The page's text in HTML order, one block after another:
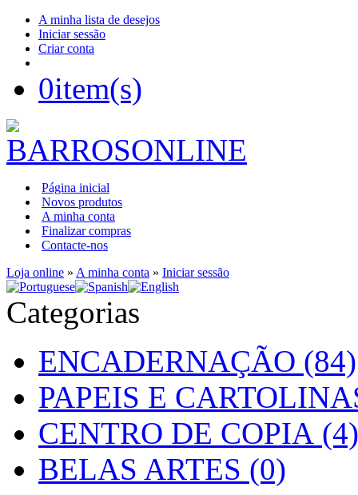
A minha lista de desejos
Iniciar sessão
Criar conta
0item(s)
Página inicial
Novos produtos
A minha conta
Finalizar compras
Contacte-nos
Loja online » A minha conta » Iniciar sessão
Categorias
ENCADERNAÇÃO (84)
PAPEIS E
CENTRO DE COPIA (4)
BELAS ARTES (0)